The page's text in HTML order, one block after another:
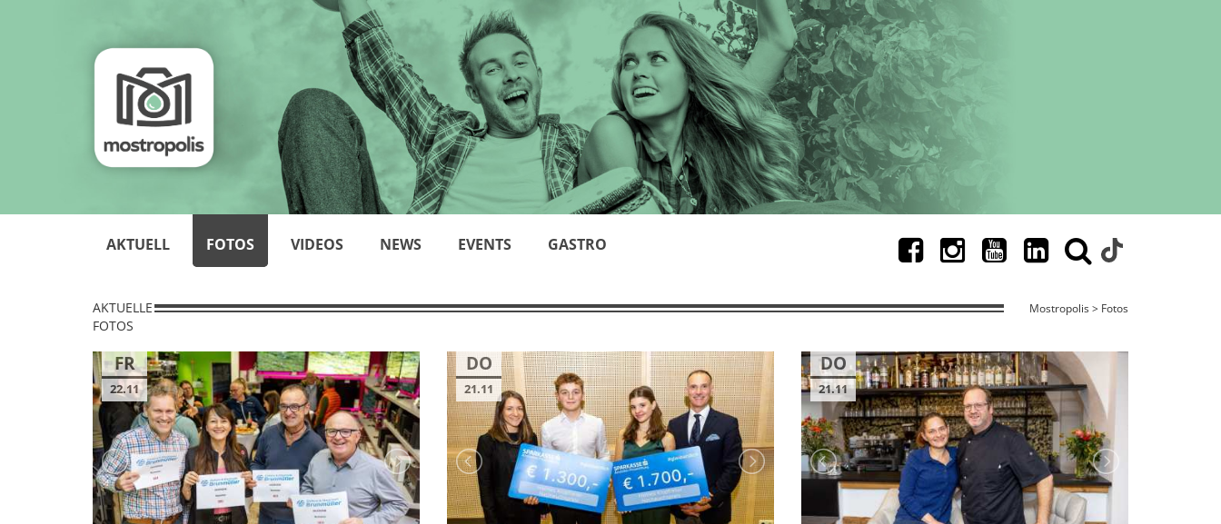
AKTUELL FOTOS VIDEOS NEWS EVENTS GASTRO
AKTUELLE
FOTOS
Mostropolis > Fotos
FR
22.11
DO
21.11
DO
21.11